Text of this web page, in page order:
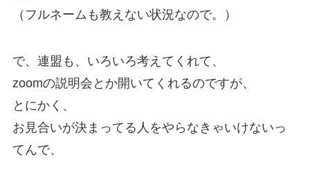
（フルネームも教えない状況なので。）
で、連盟も、いろいろ考えてくれて、
zoomの説明会とか開いてくれるのですが、
とにかく、
お見合いが決まってる人をやらなきゃいけないっ
てんで、